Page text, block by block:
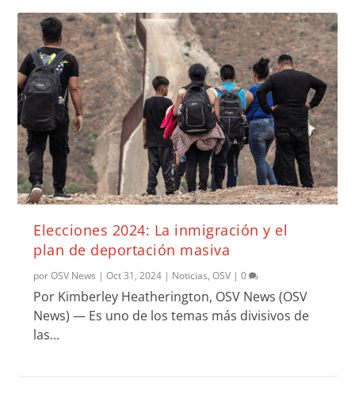
Elecciones 2024: La inmigración y el
plan de deportación masiva
porOSV News |Oct 31, 2024 | Noticias,OSV |0
Por Kimberley Heatherington, OSV News (OSV
News) — Es uno de los temas más divisivos de
las...